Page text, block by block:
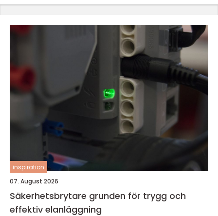
inspiration
07. August 2026
Säkerhetsbrytare grunden för trygg och
effektiv elanläggning